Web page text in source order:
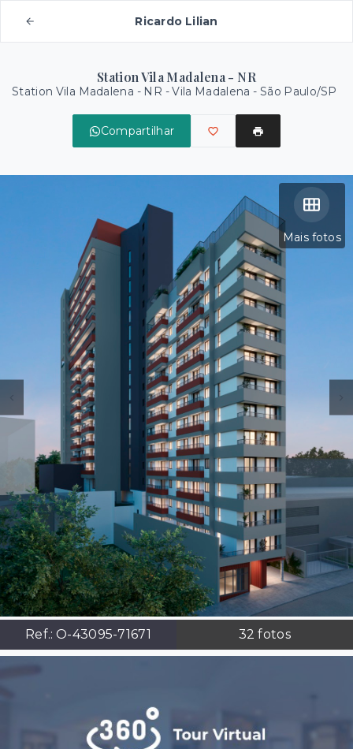
Ricardo Lilian
Station Vila Madalena - NR
Station Vila Madalena - NR -Vila Madalena - São Paulo/SP
Compartilhar
Mais fotos
Ref.:O-43095-71671 32 fotos